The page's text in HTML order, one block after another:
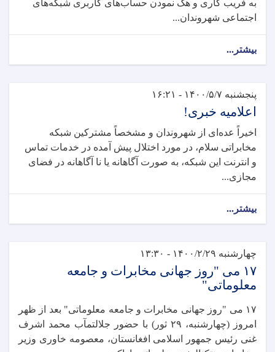
به ‏فریب کاری و هک نمودن حساب‌های کاربری شبکه‌های
اجتماعی شهروندان...
بیشتر...
پنجشنبه ۱۴۰۰/۵/۷ - ۱۶:۲۱
اعلامیه خبری!
اخیراً عده‌ای از شهروندان و مشخصاً مشترکین شبکه
مخابراتی سلام، در مورد اختلال پیش آمده در خدمات تماس
و انترنت این ‏شبکه، به صورت آگاهانه یا نا آگاهانه در فضای
مجازی...
بیشتر...
چهارشنبه ۱۴۰۰/۲/۲۹ - ۱۳:۳۰
۱۷ می "روز جهانی مخابرات و جامعه
معلوماتی"
۱۷ می "روز جهانی مخابرات و جامعه معلوماتی" بعد از ظهر
امروز (چهارشنبه، ۲۹ ثور) با حضور جلالتمآب محمد اشرف
غنی رئیس جمهور اسلامی افغانستان، معصومه خاوری وزیر